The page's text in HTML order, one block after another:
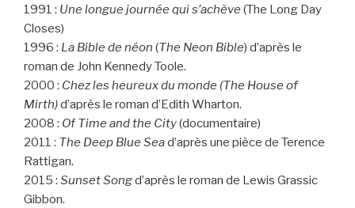
1991 : Une longue journée qui s’achève (The Long Day
Closes)
1996 : La Bible de néon (The Neon Bible) d’après le
roman de John Kennedy Toole.
2000 : Chez les heureux du monde (The House of
Mirth)d’après le roman d’Edith Wharton.
2008 : Of Time and the City(documentaire)
2011 : The Deep Blue Sead’après une pièce de Terence
Rattigan.
2015 : Sunset Songd’après le roman de Lewis Grassic
Gibbon.